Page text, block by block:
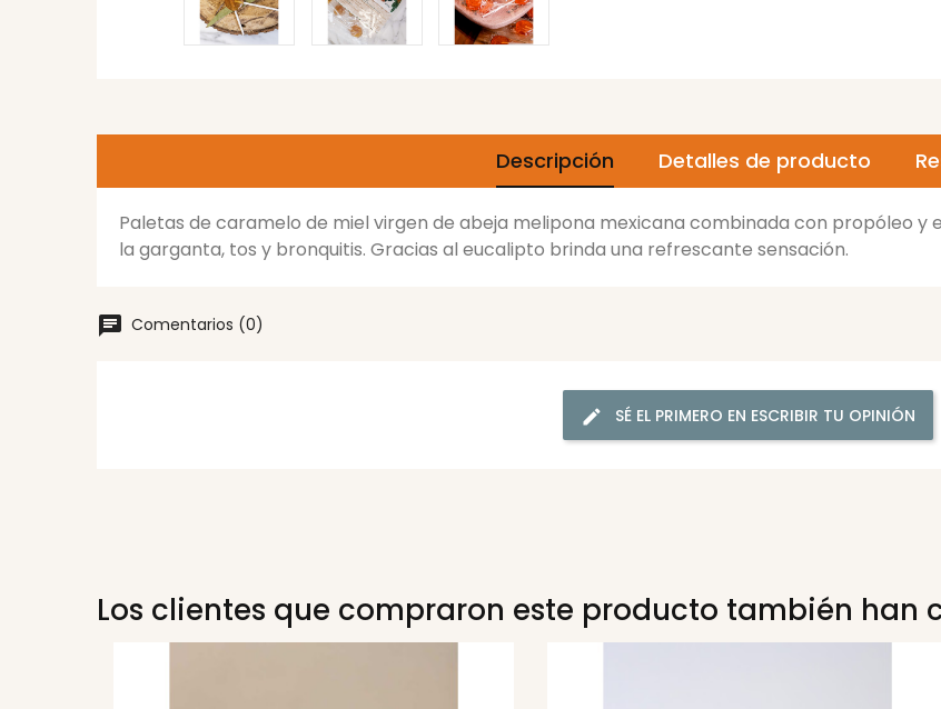
Descripción Detalles de producto
Paletas de caramelo de miel virgen de abeja melipona mexicana combinada con propóleo
la garganta, tos y bronquitis. Gracias al eucalipto brinda una refrescante sensación.
Comentarios (0)
SÉ EL PRIMERO EN ESCRIBIR TU OPINIÓN
Los clientes que compraron este producto también han